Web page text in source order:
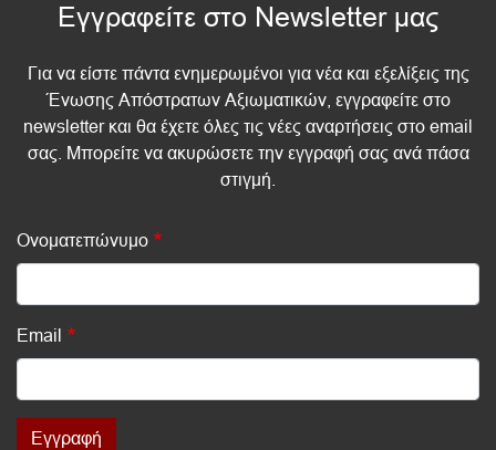
Εγγραφείτε στο Newsletter μας
Για να είστε πάντα ενημερωμένοι για νέα και εξελίξεις της
Ένωσης Απόστρατων Αξιωματικών, εγγραφείτε στο
newsletter και θα έχετε όλες τις νέες αναρτήσεις στο email
σας. Μπορείτε να ακυρώσετε την εγγραφή σας ανά πάσα
στιγμή.
Ονοματεπώνυμο
Email
Εγγραφή